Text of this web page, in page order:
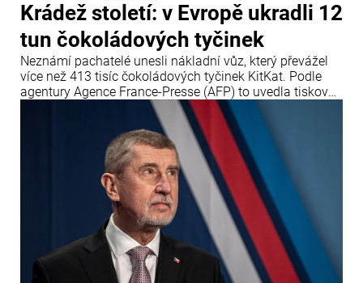
Krádež století: v Evropě ukradli 12
tun čokoládových tyčinek
Neznámí pachatelé unesli nákladní vůz, který převážel
více než 413 tisíc čokoládových tyčinek KitKat. Podle
agentury Agence France-Presse (AFP) to uvedla tisková
služba společnosti Nestlé.